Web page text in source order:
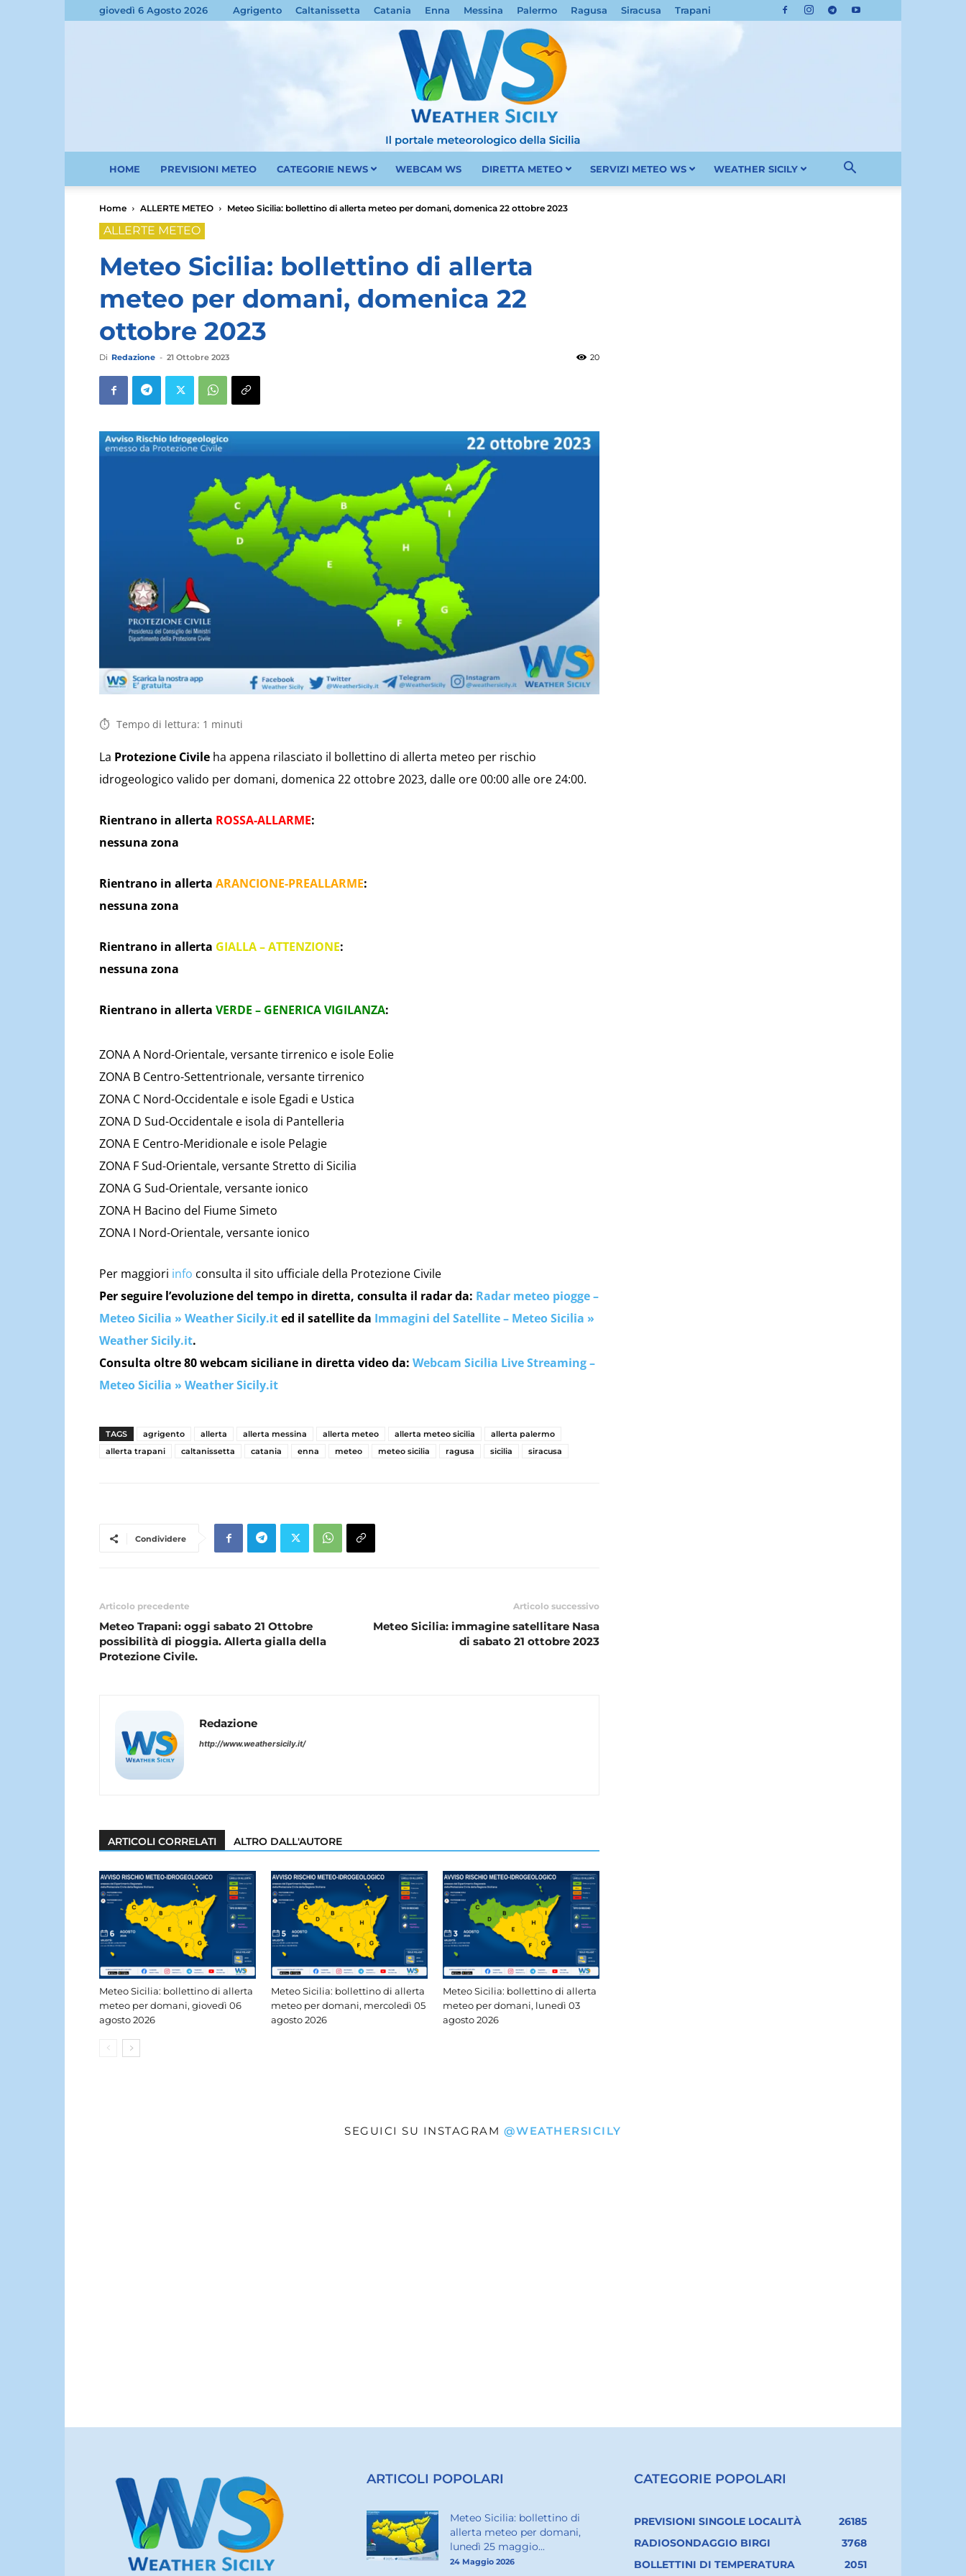
giovedì 6 Agosto 2026 Agrigento Caltanissetta Catania Enna Messina Palermo Ragusa Siracusa Trapani
Sicilia
Weather
HOME PREVISIONI METEO CATEGORIE NEWS WEBCAM WS DIRETTA METEO SERVIZI METEO WS WEATHER SICILY
Home ALLERTE METEO Meteo Sicilia: bollettino di allerta meteo per domani, domenica 22 ottobre 2023
ALLERTE METEO
Meteo Sicilia: bollettino di allerta
meteo per domani, domenica 22
ottobre 2023
Di Redazione - 21 Ottobre 2023 20
Tempo di lettura: 1 minuti
La Protezione Civile ha appena rilasciato il bollettino di allerta meteo per rischio
idrogeologico valido per domani, domenica 22 ottobre 2023, dalle ore 00:00 alle ore 24:00.
Rientrano in allerta ROSSA-ALLARME:
nessuna zona
Rientrano in allerta ARANCIONE-PREALLARME:
nessuna zona
Rientrano in allerta GIALLA – ATTENZIONE:
nessuna zona
Rientrano in allerta VERDE – GENERICA VIGILANZA:
ZONA A Nord-Orientale, versante tirrenico e isole Eolie
ZONA B Centro-Settentrionale, versante tirrenico
ZONA C Nord-Occidentale e isole Egadi e Ustica
ZONA D Sud-Occidentale e isola di Pantelleria
ZONA E Centro-Meridionale e isole Pelagie
ZONA F Sud-Orientale, versante Stretto di Sicilia
ZONA G Sud-Orientale, versante ionico
ZONA H Bacino del Fiume Simeto
ZONA I Nord-Orientale, versante ionico
Per maggiori info consulta il sito ufficiale della Protezione Civile
Per seguire l’evoluzione del tempo in diretta, consulta il radar da: Radar meteo piogge –
Meteo Sicilia » Weather Sicily.ited il satellite da Immagini del Satellite – Meteo Sicilia »
Weather Sicily.it.
Consulta oltre 80 webcam siciliane in diretta video da: Webcam Sicilia Live Streaming –
Meteo Sicilia » Weather Sicily.it
TAGS agrigento allerta allerta messina allerta meteo allerta meteo sicilia
allerta palermo
allerta trapani
caltanissetta catania enna meteo meteo sicilia ragusa sicilia siracusa
Condividere
Articolo precedente
Meteo Trapani: oggi sabato 21 Ottobre
possibilità di pioggia. Allerta gialla della
Protezione Civile.
Articolo successivo
Meteo Sicilia: immagine satellitare Nasa
di sabato 21 ottobre 2023
Redazione
http://www.weathersicily.it/
ARTICOLI CORRELATI ALTRO DALL'AUTORE
Meteo Sicilia: bollettino di allerta
meteo per domani, giovedì 06
agosto 2026
Meteo Sicilia: bollettino di allerta
meteo per domani, mercoledì 05
agosto 2026
Meteo Sicilia: bollettino di allerta
meteo per domani, lunedì 03
agosto 2026
SEGUICI SU INSTAGRAM @WEATHERSICILY
ARTICOLI POPOLARI
Meteo Sicilia: bollettino di
allerta meteo per domani,
lunedì 25 maggio...
24 Maggio 2026
CATEGORIE POPOLARI
PREVISIONI SINGOLE LOCALITÀ
26185
RADIOSONDAGGIO BIRGI
3768
BOLLETTINI DI TEMPERATURA
2051